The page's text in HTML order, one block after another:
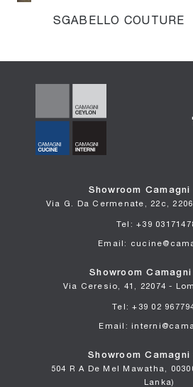
SGABELLO COUTURE
Showroom Camagni
Via G. Da Cermenate, 22c,
Tel: +39
Email:
Showroom
Via Ceresio, 41, 22074 -
Tel: +39 02
Email:
Showroom Camagni
504 R A De Mel Mawatha,
Lanka)